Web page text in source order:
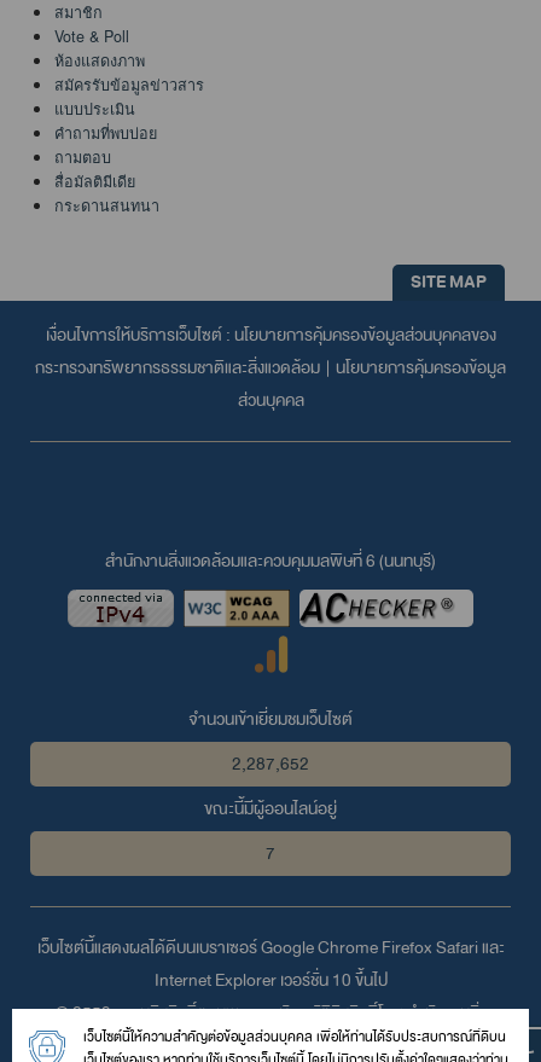
สมาชิก
Vote & Poll
ห้องแสดงภาพ
สมัครรับข้อมูลข่าวสาร
แบบประเมิน
คำถามที่พบบ่อย
ถามตอบ
สื่อมัลติมีเดีย
กระดานสนทนา
SITE MAP
เงื่อนไขการให้บริการเว็บไซต์ : นโยบายการคุ้มครองข้อมูลส่วนบุคคลของ
กระทรวงทรัพยากรธรรมชาติและสิ่งแวดล้อม | นโยบายการคุ้มครองข้อมูล
ส่วนบุคคล
สำนักงานสิ่งแวดล้อมและควบคุมมลพิษที่ 6 (นนทบุรี)
จำนวนเข้าเยี่ยมชมเว็บไซต์
2,287,652
ขณะนี้มีผู้ออนไลน์อยู่
7
เว็บไซต์นี้แสดงผลได้ดีบนเบราเซอร์Google ChromeFirefoxSafariและ
Internet Explorerเวอร์ชั่น 10 ขึ้นไป
© 2559 สงวนลิขสิทธิ์ตามพระราชบัญญัติลิขสิทธิ์โดย สำนักงานสิ่ง
แวดล้อมและควบคุมมลพิษที่ 6 (นนทบุรี)
เว็บไซต์นี้ให้ความสำคัญต่อข้อมูลส่วนบุคคล เพื่อให้ท่านได้รับประสบการณ์ที่ดีบน